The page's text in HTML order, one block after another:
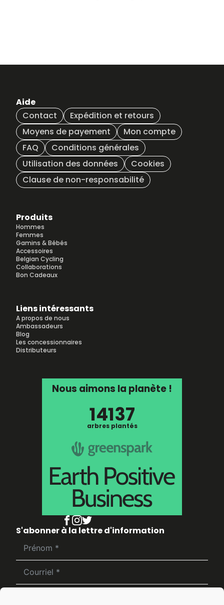
Aide
Contact
Expédition et retours
Moyens de payement
Mon compte
FAQ
Conditions générales
Utilisation des données
Cookies
Clause de non-responsabilité
Produits
Hommes
Femmes
Gamins & Bébés
Accessoires
Belgian Cycling
Collaborations
Bon Cadeaux
Liens intéressants
A propos de nous
Ambassadeurs
Blog
Les concessionnaires
Distributeurs
Nous aimons la planète !
14137
arbres plantés
S'abonner à la lettre d'information